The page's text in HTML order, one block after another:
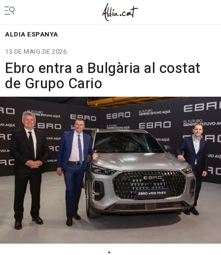
ALDIA ESPANYA
13 DE MAIG DE 2026
Ebro entra a Bulgària al costat
de Grupo Cario